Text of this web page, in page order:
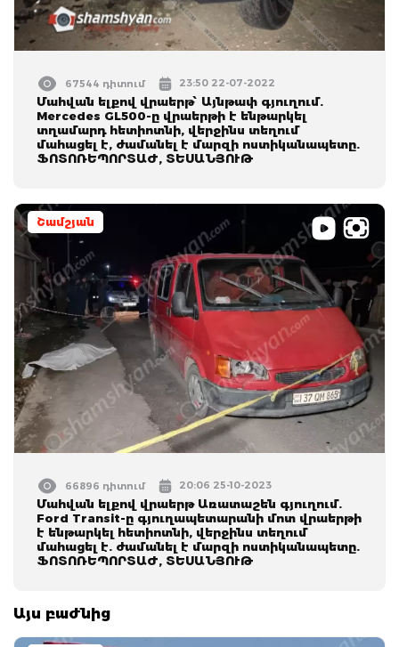
67544 դիտում 23:50 22-07-2022
Մահվան ելքով վրաերթ՝ Այնթափ գյուղում.
Mercedes GL500-ը վրաերթի է ենթարկել
տղամարդ հետիոտնի, վերջինս տեղում
մահացել է, ժամանել է մարզի ոստիկանապետը.
ՖՈՏՈՌԵՊՈՐՏԱԺ, ՏԵՍԱՆՅՈՒԹ
Շամշյան
66896 դիտում 20:06 25-10-2023
Մահվան ելքով վրաերթ Առատաշեն գյուղում.
Ford Transit-ը գյուղապետարանի մոտ վրաերթի
է ենթարկել հետիոտնի, վերջինս տեղում
մահացել է. ժամանել է մարզի ոստիկանապետը.
ՖՈՏՈՌԵՊՈՐՏԱԺ, ՏԵՍԱՆՅՈՒԹ
Այս բաժնից